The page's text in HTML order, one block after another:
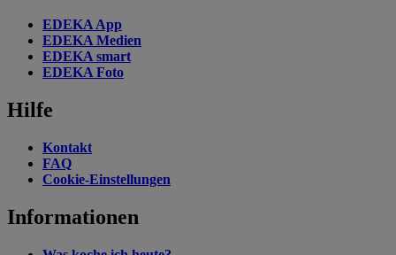
EDEKA App
EDEKA Medien
EDEKA smart
EDEKA Foto
Hilfe
Kontakt
FAQ
Cookie-Einstellungen
Informationen